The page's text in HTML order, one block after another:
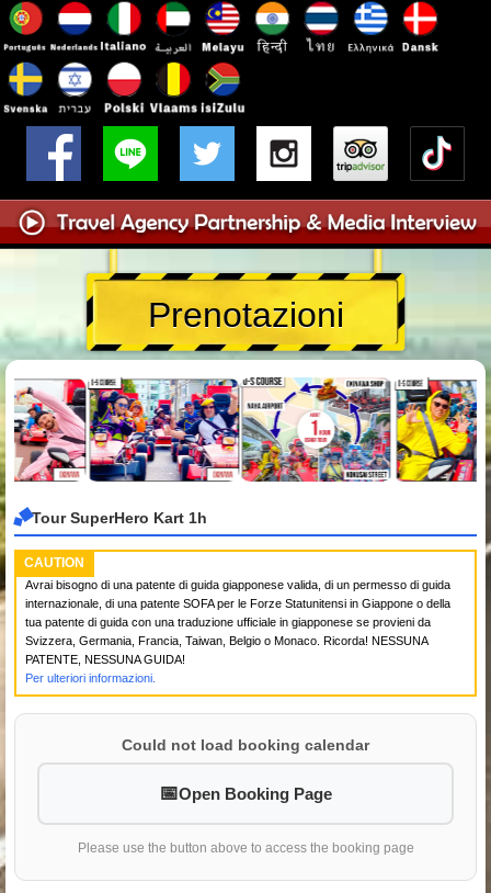
Prenotazioni
Tour SuperHero Kart 1h
CAUTION
Avrai bisogno di una patente di guida giapponese valida, di un permesso di guida
internazionale, di una patente SOFA per le Forze Statunitensi in Giappone o della
tua patente di guida con una traduzione ufficiale in giapponese se provieni da
Svizzera, Germania, Francia, Taiwan, Belgio o Monaco. Ricorda! NESSUNA
PATENTE, NESSUNA GUIDA!
Per ulteriori informazioni.
Could not load booking calendar
Open Booking Page
Please use the button above to access the booking page